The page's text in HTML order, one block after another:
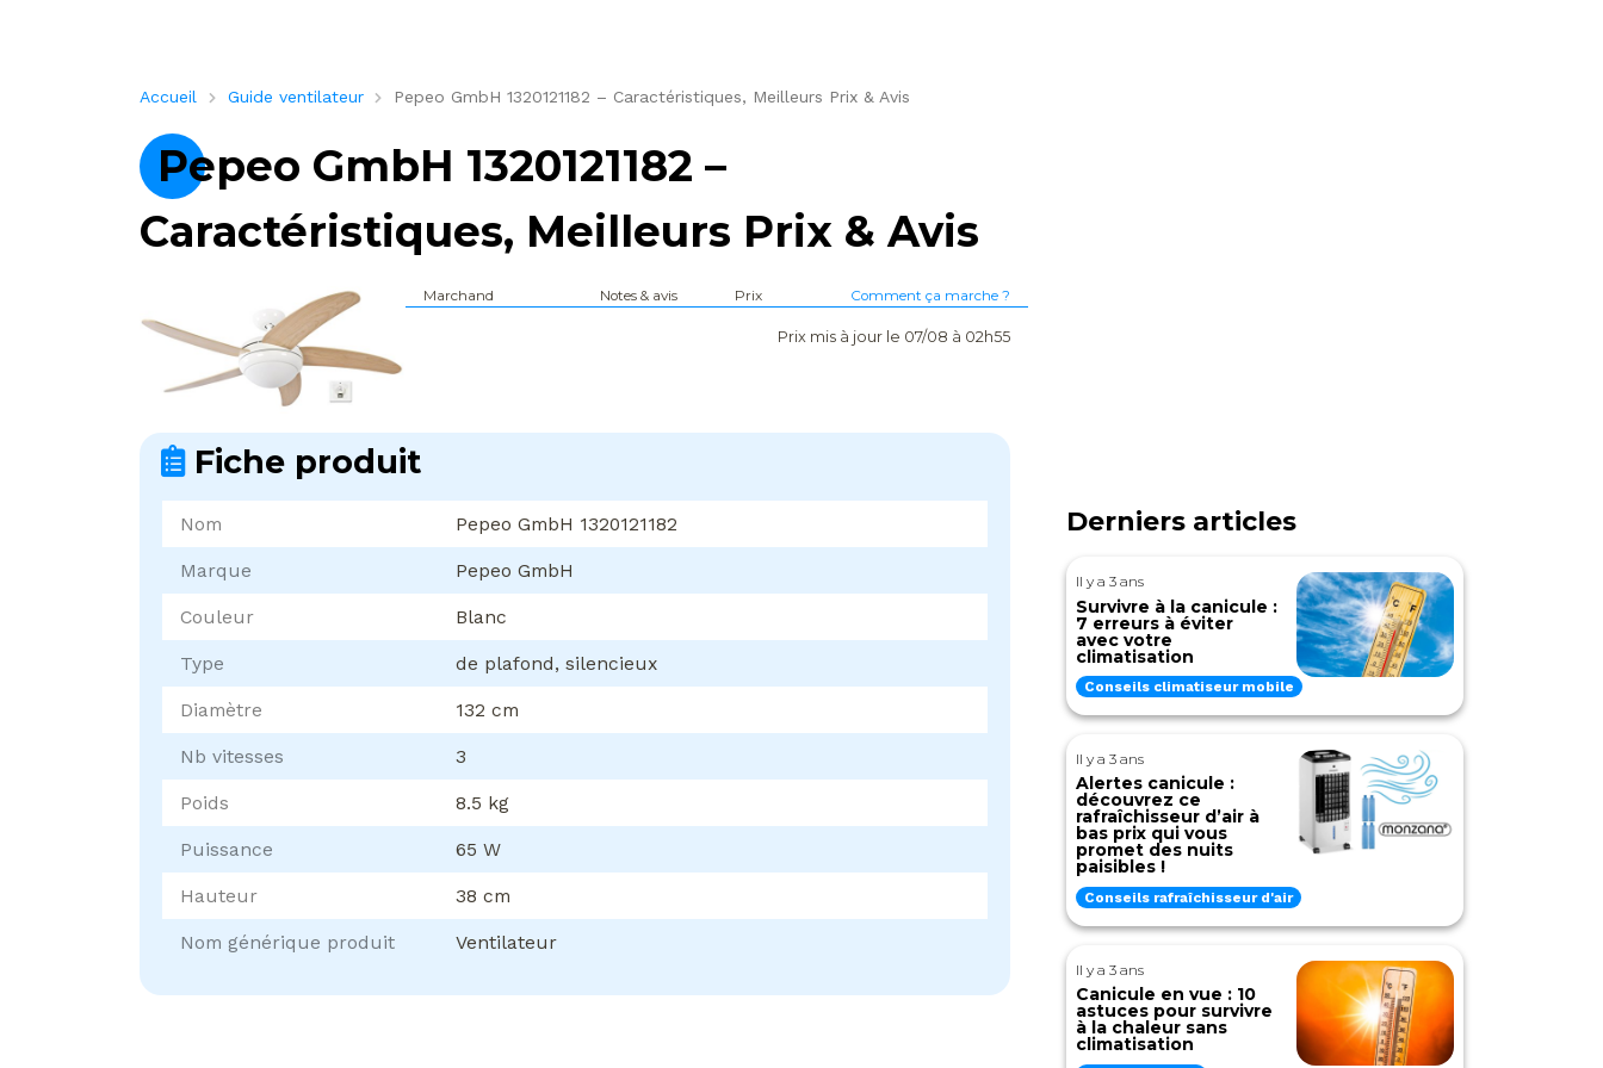
Accueil Guide ventilateur Pepeo GmbH 1320121182 – Caractéristiques, Meilleurs Prix & Avis
Pepeo GmbH 1320121182 –
Caractéristiques, Meilleurs Prix & Avis
Marchand Notes & avis Prix Comment ça marche ?
Prix mis à jour le 07/08 à 02h55
Fiche produit
Nom Pepeo GmbH 1320121182
Marque Pepeo GmbH
Couleur Blanc
Type de plafond, silencieux
Diamètre 132 cm
Nb vitesses 3
Poids 8.5 kg
Puissance 65 W
Hauteur 38 cm
Nom générique produit Ventilateur
Derniers articles
Il y a 3 ans
Survivre à la canicule :
7 erreurs à éviter
avec votre
climatisation
Conseils climatiseur mobile
Il y a 3 ans
Alertes canicule :
découvrez ce
rafraîchisseur d’air à
bas prix qui vous
promet des nuits
paisibles !
Conseils rafraîchisseur d'air
Il y a 3 ans
Canicule en vue : 10
astuces pour survivre
à la chaleur sans
climatisation